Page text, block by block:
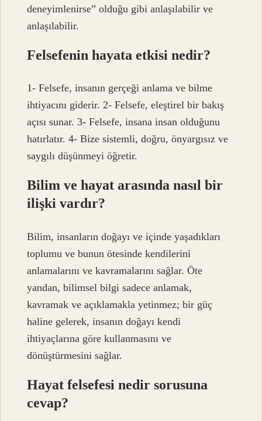
deneyimlenirse” olduğu gibi anlaşılabilir ve
anlaşılabilir.
Felsefenin hayata etkisi nedir?
1- Felsefe, insanın gerçeği anlama ve bilme
ihtiyacını giderir. 2- Felsefe, eleştirel bir bakış
açısı sunar. 3- Felsefe, insana insan olduğunu
hatırlatır. 4- Bize sistemli, doğru, önyargısız ve
saygılı düşünmeyi öğretir.
Bilim ve hayat arasında nasıl bir
ilişki vardır?
Bilim, insanların doğayı ve içinde yaşadıkları
toplumu ve bunun ötesinde kendilerini
anlamalarını ve kavramalarını sağlar. Öte
yandan, bilimsel bilgi sadece anlamak,
kavramak ve açıklamakla yetinmez; bir güç
haline gelerek, insanın doğayı kendi
ihtiyaçlarına göre kullanmasını ve
dönüştürmesini sağlar.
Hayat felsefesi nedir sorusuna
cevap?